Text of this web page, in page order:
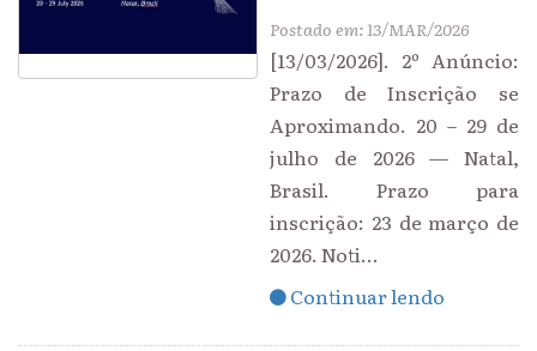
Postado em: 13/MAR/2026
[13/03/2026]. 2º Anúncio:
Prazo de Inscrição se
Aproximando. 20 – 29 de
julho de 2026 — Natal,
Brasil. Prazo para
inscrição: 23 de março de
2026. Noti...
Continuar lendo